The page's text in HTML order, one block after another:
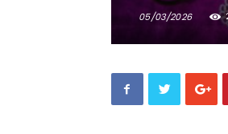
05/03/2026